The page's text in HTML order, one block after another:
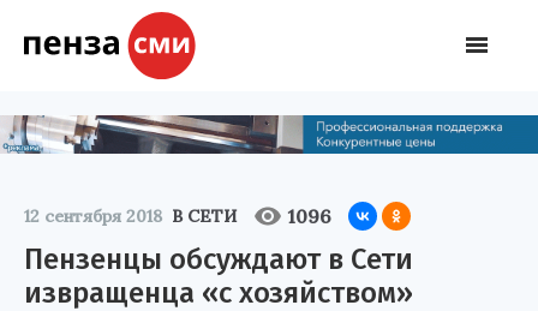
12 сентября 2018 В СЕТИ 1096
Пензенцы обсуждают в Сети
извращенца «с хозяйством»